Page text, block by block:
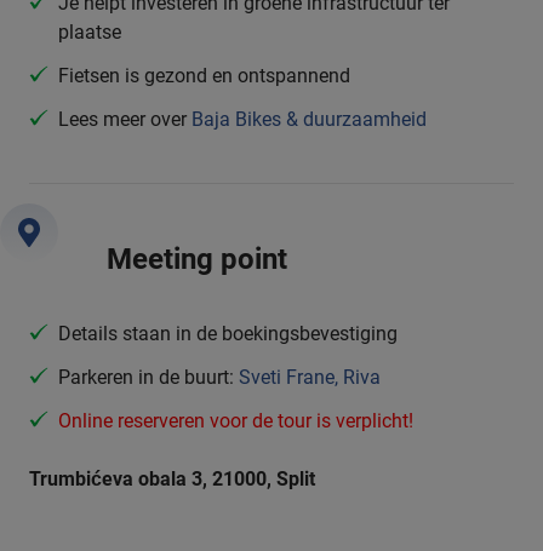
plaatse
Fietsen is gezond en ontspannend
Lees meer over Baja Bikes & duurzaamheid
Meeting point
Details staan in de boekingsbevestiging
Parkeren in de buurt: Sveti Frane, Riva
Online reserveren voor de tour is verplicht!
Trumbićeva obala 3, 21000, Split